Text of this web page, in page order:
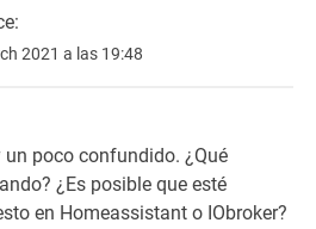
2021 a las 19:48
un poco confundido. ¿Qué
¿Es posible que esté
en Homeassistant o IObroker?